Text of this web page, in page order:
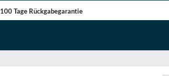
100 Tage Rückgabegarantie